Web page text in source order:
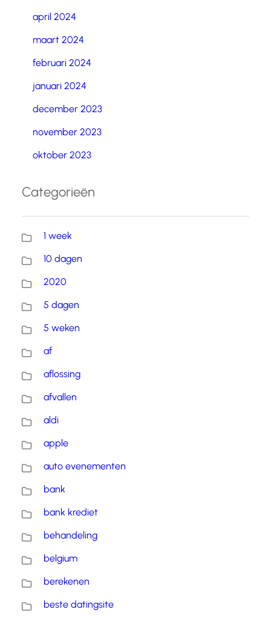
april 2024
maart 2024
februari 2024
januari 2024
december 2023
november 2023
oktober 2023
Categorieën
1 week
10 dagen
2020
5 dagen
5 weken
af
aflossing
afvallen
aldi
apple
auto evenementen
bank
bank krediet
behandeling
belgium
berekenen
beste datingsite